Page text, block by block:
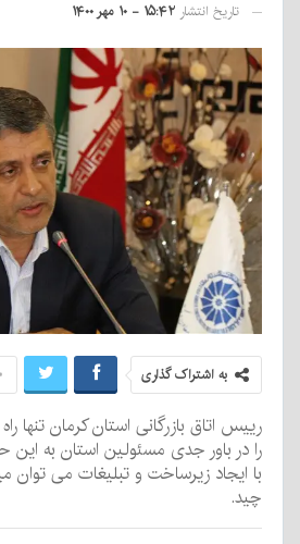
تاریخ انتشار ۱۵:۴۲ - ۱۰ مهر ۱۴۰۰
به اشتراک گذاری
رییس اتاق بازرگانی استان کرمان
را در باور جدی مسئولین استان به این
با ایجاد زیرساخت و تبلیغات می توان
چید.